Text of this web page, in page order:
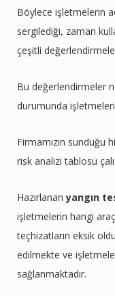
Böylece işletmelerin
sergilediği, zaman
çeşitli değerlendirmeler
Bu değerlendirmeler
durumunda
Firmamızın sunduğu
risk analizi tablosu
Hazırlananyangın
işletmelerin hangi
teçhizatların eksik
edilmekte ve
sağlanmaktadır.